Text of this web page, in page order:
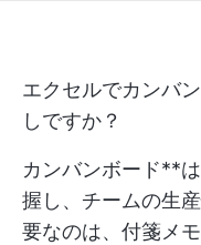
エクセルでカンバ
しですか？
カンバンボード**
握し、チームの生
要なのは、付箋メ